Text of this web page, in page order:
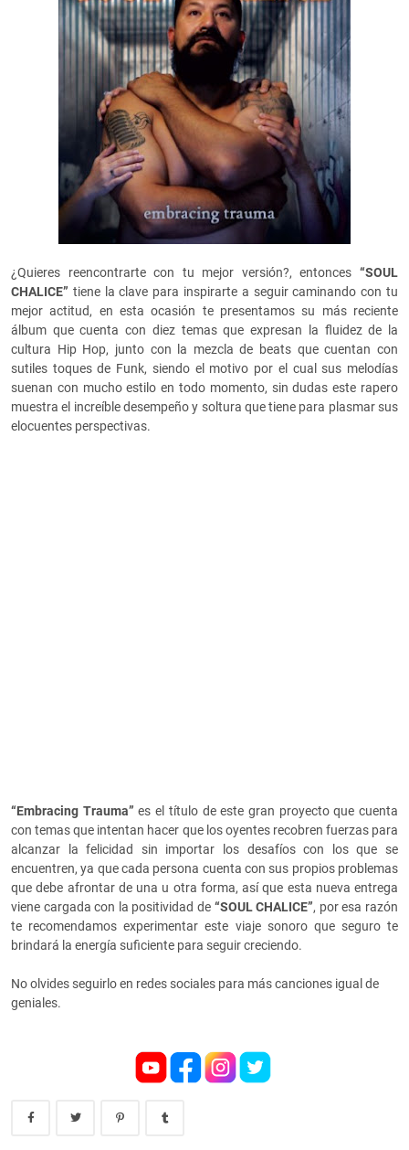
¿Quieres reencontrarte con tu mejor versión?, entonces “SOUL
CHALICE” tiene la clave para inspirarte a seguir caminando con tu
mejor actitud, en esta ocasión te presentamos su más reciente
álbum que cuenta con diez temas que expresan la fluidez de la
cultura Hip Hop, junto con la mezcla de beats que cuentan con
sutiles toques de Funk, siendo el motivo por el cual sus melodías
suenan con mucho estilo en todo momento, sin dudas este rapero
muestra el increíble desempeño y soltura que tiene para plasmar sus
elocuentes perspectivas.
“Embracing Trauma” es el título de este gran proyecto que cuenta
con temas que intentan hacer que los oyentes recobren fuerzas para
alcanzar la felicidad sin importar los desafíos con los que se
encuentren, ya que cada persona cuenta con sus propios problemas
que debe afrontar de una u otra forma, así que esta nueva entrega
viene cargada con la positividad de “SOUL CHALICE”, por esa razón
te recomendamos experimentar este viaje sonoro que seguro te
brindará la energía suficiente para seguir creciendo.
No olvides seguirlo en redes sociales para más canciones igual de
geniales.